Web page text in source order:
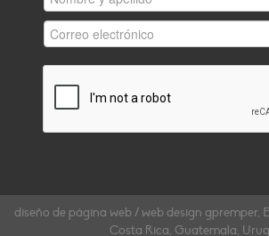
diseño de página web / web design gpremper,
Costa Rica, Guatemala,